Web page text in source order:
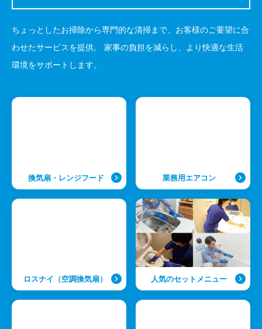
ちょっとしたお掃除から専門的な清掃まで、お客様のご要望に合
わせたサービスを提供。
家事の負担を減らし、より快適な生活
環境をサポートします。
換気扇・レンジフード 業務用エアコン
ロスナイ（空調換気扇） 人気のセットメニュー